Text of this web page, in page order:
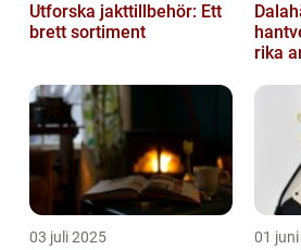
Utforska jakttillbehör: Ett
brett sortiment
rika
03 juli 2025 01